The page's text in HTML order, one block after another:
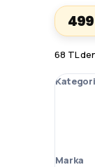
68 TL
Kategori
Marka